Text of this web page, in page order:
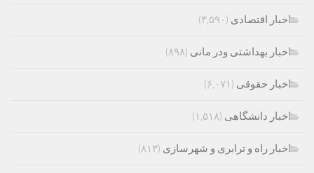
اخبار اقتصادی (۳,۵۹۰)
اخبار بهداشتی ودر مانی (۸۹۸)
اخبار حقوقی (۶,۰۷۱)
اخبار دانشگاهی (۱,۵۱۸)
اخبار راه و ترابری و شهرسازی (۸۱۳)